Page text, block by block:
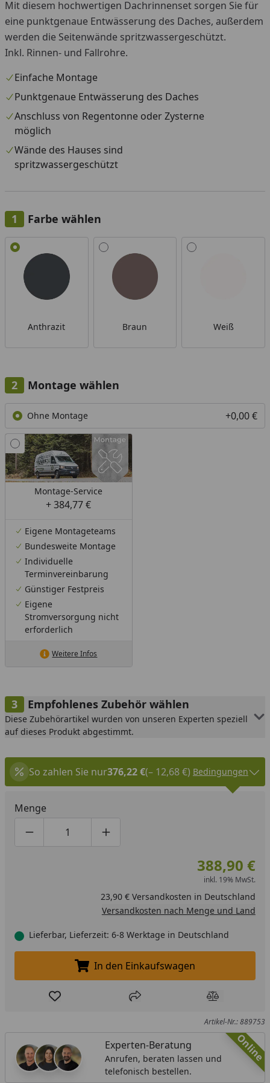
Mit diesem hochwertigen Dachrinnenset sorgen Sie für
eine punktgenaue Entwässerung des Daches, außerdem
werden die Seitenwände spritzwassergeschützt.
Inkl. Rinnen- und Fallrohre.
Einfache Montage
Punktgenaue Entwässerung des Daches
Anschluss von Regentonne oder Zysterne
möglich
Wände des Hauses sind
spritzwassergeschützt
Farbe wählen
Alle anzeigen (3)
Anthrazit Braun Weiß
Montage wählen
Ohne Montage +0,00 €
Montage-Service
+ 384,77 €
Eigene Montageteams
Bundesweite Montage
Individuelle
Terminvereinbarung
Günstiger Festpreis
Eigene
Stromversorgung nicht
erforderlich
Weitere Infos
Empfohlenes Zubehör wählen
Diese Zubehörartikel wurden von unseren Experten speziell
auf dieses Produkt abgestimmt.
So zahlen Sie nur376,22 €(– 12,68 €) Bedingungen
Menge
Produktmenge um eins verringern
Produktmenge manuell eingeben
Produktmenge um eins erhöhen
388,90 €
inkl. 19% MwSt.
23,90 € Versandkosten in Deutschland
Versandkosten nach Menge und Land
Lieferbar, Lieferzeit: 6-8 Werktage in Deutschland
In den Einkaufswagen legen
In den Einkaufswagen
Produkt zur Wunschliste hinzufügen
Teilen Produkt
Artikel-Nr.: 889753
Online
Experten-Beratung
Anrufen, beraten lassen und
telefonisch bestellen.